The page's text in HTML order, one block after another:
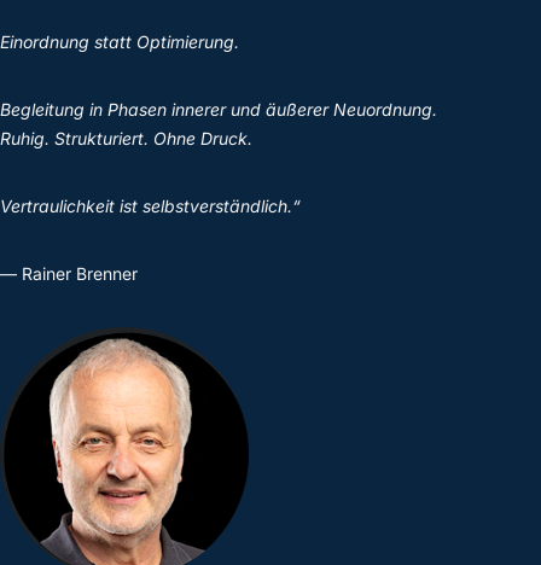
Einordnung statt Optimierung.
Begleitung in Phasen innerer und äußerer Neuordnung.
Ruhig. Strukturiert. Ohne Druck.
Vertraulichkeit ist selbstverständlich.“
— Rainer Brenner